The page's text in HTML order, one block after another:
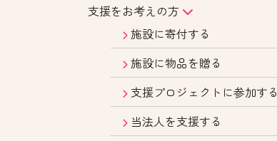
支援をお考えの方
施設に寄付する
施設に物品を贈る
支援プロジェクトに参加する
当法人を支援する